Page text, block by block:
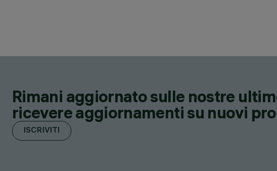
Rimani aggiornato sulle nostre
ricevere aggiornamenti su nuovi
ISCRIVITI